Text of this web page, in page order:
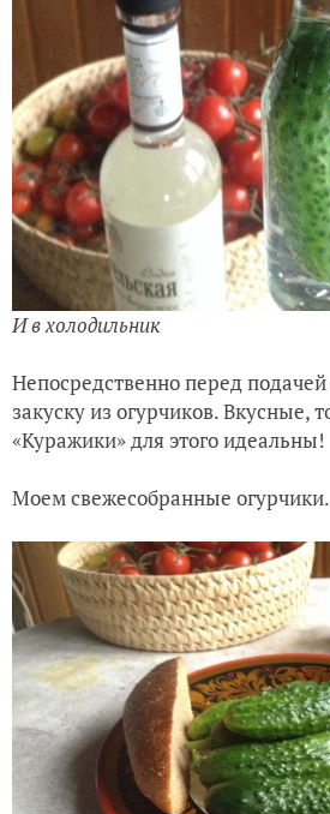
И в холодильник
Непосредственно перед
закуску из огурчиков. Вкусные,
«Куражики» для этого идеальны!
Моем свежесобранные